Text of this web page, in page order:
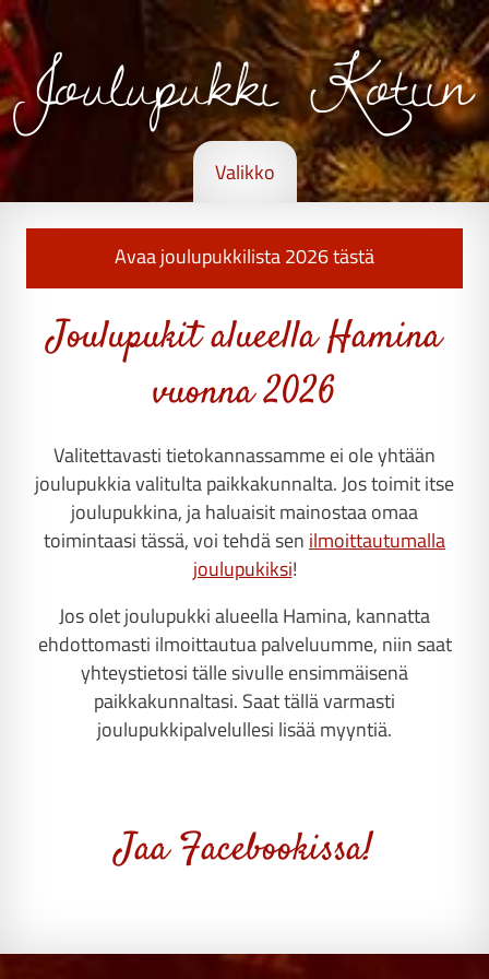
Joulupukki Kotiin
Valikko
Avaa joulupukkilista 2026 tästä
Joulupukit alueella Hamina
vuonna 2026
Valitettavasti tietokannassamme ei ole yhtään
joulupukkia valitulta paikkakunnalta. Jos toimit itse
joulupukkina, ja haluaisit mainostaa omaa
toimintaasi tässä, voi tehdä sen ilmoittautumalla
joulupukiksi!
Jos olet joulupukki alueella Hamina, kannatta
ehdottomasti ilmoittautua palveluumme, niin saat
yhteystietosi tälle sivulle ensimmäisenä
paikkakunnaltasi. Saat tällä varmasti
joulupukkipalvelullesi lisää myyntiä.
Jaa Facebookissa!